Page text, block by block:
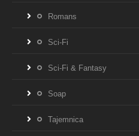
Romans
Sci-Fi
Sci-Fi & Fantasy
Soap
Tajemnica